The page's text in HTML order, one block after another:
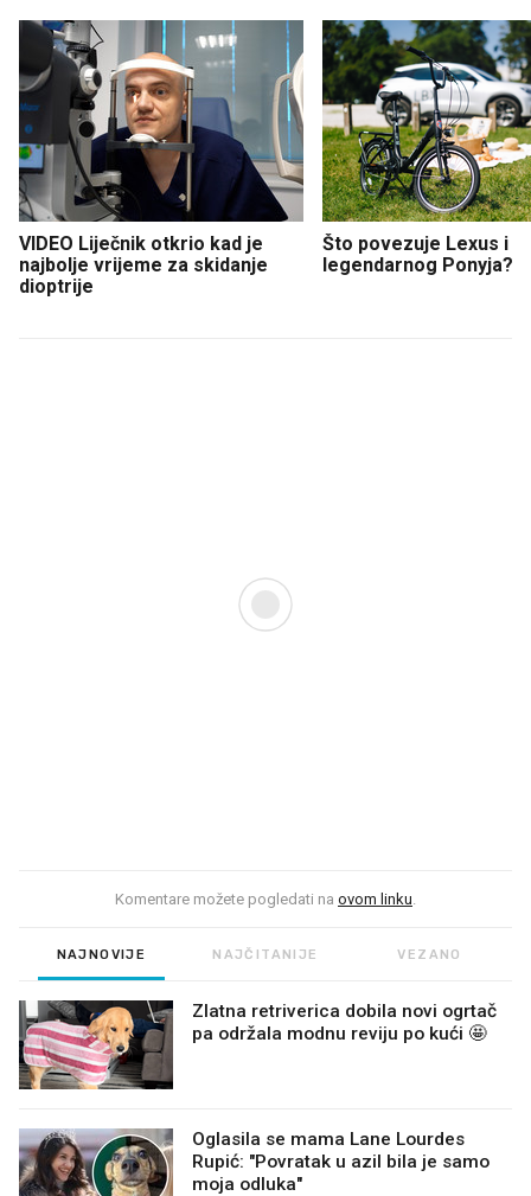
VIDEO Liječnik otkrio kad je
najbolje vrijeme za skidanje
dioptrije
Što povezuje Lexus i
legendarnog Ponyja?
Komentare možete pogledati na ovom linku.
NAJNOVIJE NAJČITANIJE VEZANO
Zlatna retriverica dobila novi ogrtač
pa održala modnu reviju po kući 🤩
Oglasila se mama Lane Lourdes
Rupić: "Povratak u azil bila je samo
moja odluka"